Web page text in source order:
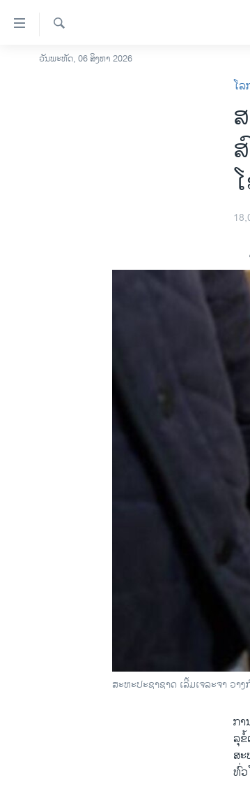
ລິ້ງ
ສຳຫລັບ
ໂຮມເພຈ
ຄົ້ນຫາ
ວັນພະຫັດ, 06 ສິງຫາ 2026
ໂລ
ສະຫະ​ປະຊາ​ຊາດ ເລີ້ມເຈລະຈາ ​​​​ວ
ກາ
ລຸ​
ສ
ທົ່